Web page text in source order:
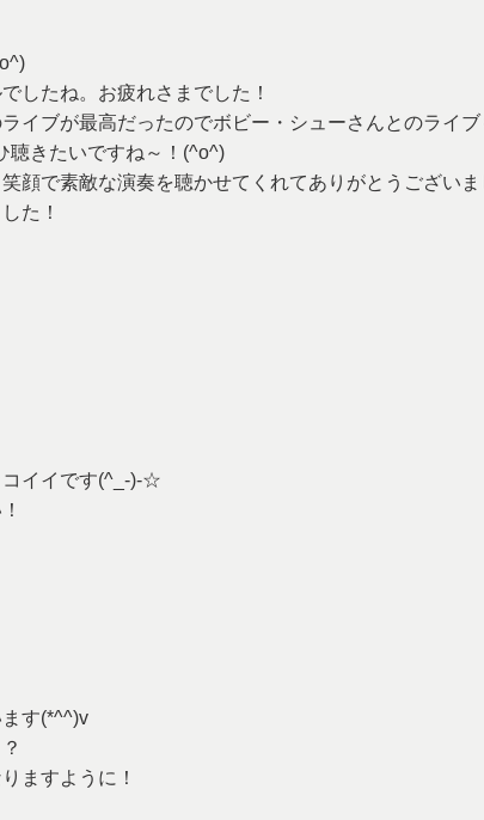
したね。お疲れさまでした！
イブが最高だったのでボビー・シューさんとのライ
聴きたいですね～！(^o^)
顔で素敵な演奏を聴かせてくれてありがとうございま
た！
コイイです(^_-)-☆
す(*^^)v
ますように！